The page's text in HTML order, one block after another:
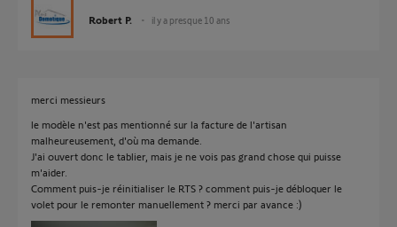
Robert P. il y a presque 10 ans
merci messieurs
le modèle n'est pas mentionné sur la facture de l'artisan
malheureusement, d'où ma demande.
J'ai ouvert donc le tablier, mais je ne vois pas grand chose qui puisse
m'aider.
Comment puis-je réinitialiser le RTS ? comment puis-je débloquer le
volet pour le remonter manuellement ? merci par avance :)